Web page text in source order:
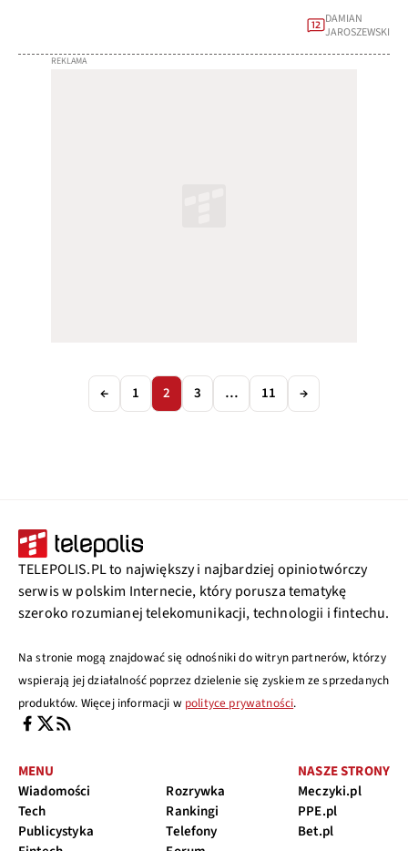
12 DAMIAN
JAROSZEWSKI
← 1 2 3 … 11 →
TELEPOLIS.PL to największy i najbardziej opiniotwórczy
serwis w polskim Internecie, który porusza tematykę
szeroko rozumianej telekomunikacji, technologii i fintechu.
Na stronie mogą znajdować się odnośniki do witryn partnerów, którzy
wspierają jej działalność poprzez dzielenie się zyskiem ze sprzedanych
produktów. Więcej informacji w polityce prywatności.
MENU
Wiadomości
Tech
Publicystyka
Rozrywka
Rankingi
Telefony
NASZE STRONY
Meczyki.pl
PPE.pl
Bet.pl